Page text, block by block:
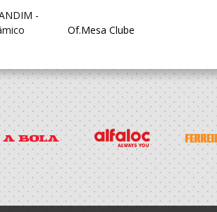
-
Of.Mesa Clube
-
Dirigente Nac.
-
Dirigente Nac.